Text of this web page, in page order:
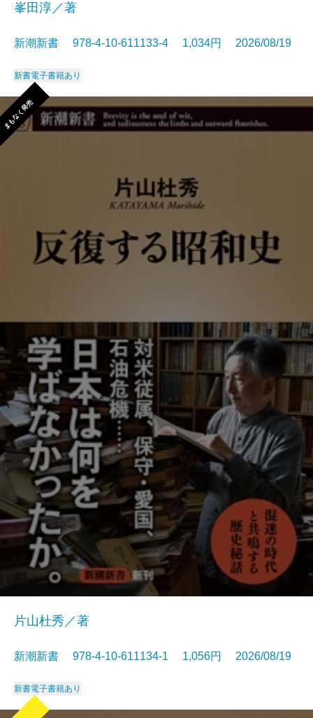
峯田淳／著
新潮新書 978-4-10-611133-4 1,034円 2026/08/19
新書電子書籍あり
まもなく発売
片山杜秀／著
新潮新書 978-4-10-611134-1 1,056円 2026/08/19
新書電子書籍あり